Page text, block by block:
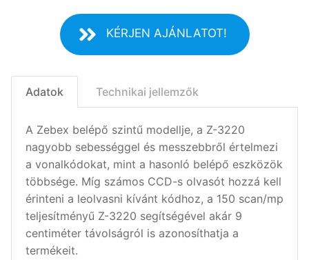
KÉRJEN AJÁNLATOT!
Adatok Technikai jellemzők
A Zebex belépő szintű modellje, a Z-3220
nagyobb sebességgel és messzebbről értelmezi
a vonalkódokat, mint a hasonló belépő eszközök
többsége. Míg számos CCD-s olvasót hozzá kell
érinteni a leolvasni kívánt kódhoz, a 150 scan/mp
teljesítményű Z-3220 segítségével akár 9
centiméter távolságról is azonosíthatja a
termékeit.